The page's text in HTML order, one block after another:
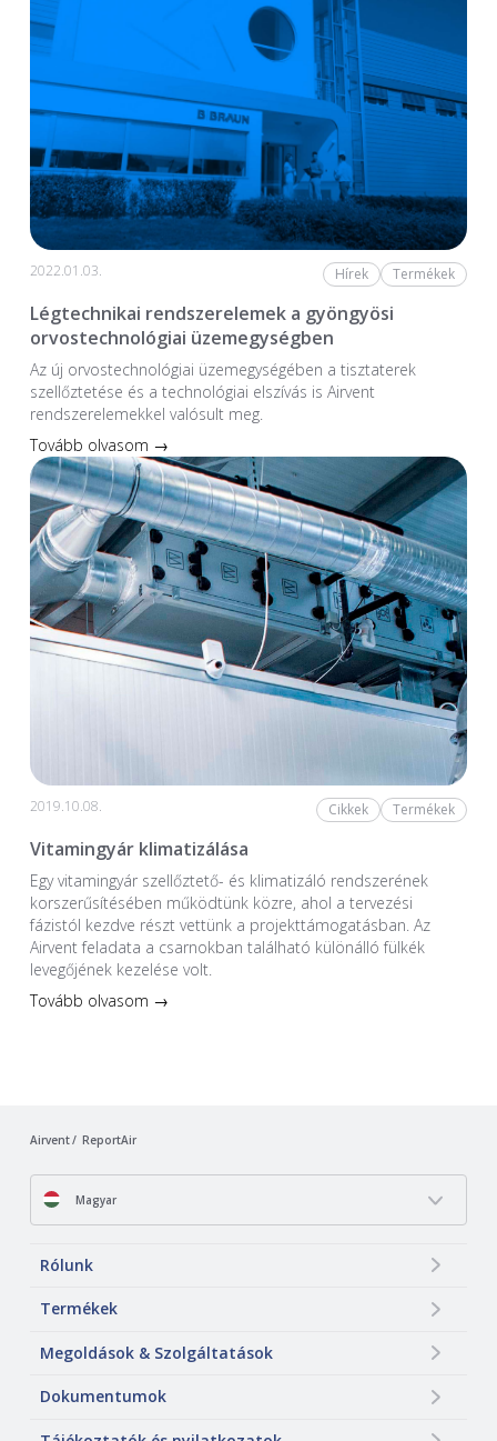
2022.01.03. Hírek Termékek
Légtechnikai rendszerelemek a gyöngyösi
orvostechnológiai üzemegységben
Az új orvostechnológiai üzem­egységében a tiszta­terek
szellőztetése és a technológiai elszívás is Airvent
rendszerelemekkel valósult meg.
Tovább olvasom →
2019.10.08. Cikkek Termékek
Vitamingyár klimatizálása
Egy vitamingyár szellőztető- és klimatizáló rendszerének
korszerűsítésében működtünk közre, ahol a tervezési
fázistól kezdve részt vettünk a projekttámogatásban. Az
Airvent feladata a csarnokban található különálló fülkék
levegőjének kezelése volt.
Tovább olvasom →
Airvent ReportAir
Magyar
Rólunk
Termékek
Megoldások & Szolgáltatások
Dokumentumok